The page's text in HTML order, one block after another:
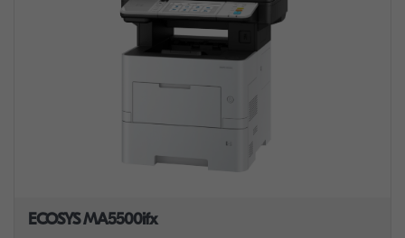
ECOSYS MA5500ifx